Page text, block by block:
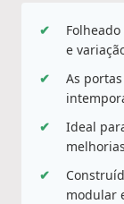
✔
e
✔
As
✔
Ideal
✔
modular